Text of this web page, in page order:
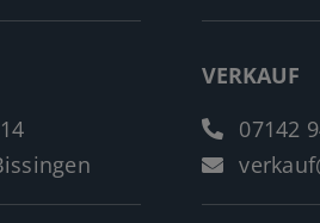
VERKAUF
07142